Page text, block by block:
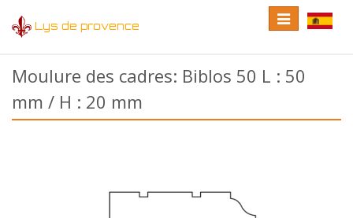
Lys de provence
Toggle
language
Toggle
navigation
Moulure des cadres: Biblos 50 L : 50
mm / H : 20 mm